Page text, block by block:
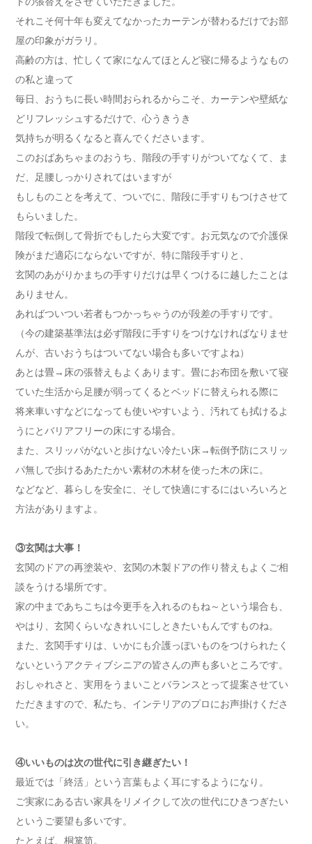
それこそ何十年も変えてなかったカーテンが替わるだけでお部
屋の印象がガラリ。
高齢の方は、忙しくて家になんてほとんど寝に帰るようなもの
の私と違って
毎日、おうちに長い時間おられるからこそ、カーテンや壁紙な
どリフレッシュするだけで、心うきうき
気持ちが明るくなると喜んでくださいます。
このおばあちゃまのおうち、階段の手すりがついてなくて、ま
だ、足腰しっかりされてはいますが
もしものことを考えて、ついでに、階段に手すりもつけさせて
もらいました。
階段で転倒して骨折でもしたら大変です。お元気なので介護保
険がまだ適応にならないですが、特に階段手すりと、
玄関のあがりかまちの手すりだけは早くつけるに越したことは
ありません。
あればついつい若者もつかっちゃうのが段差の手すりです。
（今の建築基準法は必ず階段に手すりをつけなければなりませ
んが、古いおうちはついてない場合も多いですよね）
あとは畳→床の張替えもよくあります。畳にお布団を敷いて寝
ていた生活から足腰が弱ってくるとベッドに替えられる際に
将来車いすなどになっても使いやすいよう、汚れても拭けるよ
うにとバリアフリーの床にする場合。
また、スリッパがないと歩けない冷たい床→転倒予防にスリッ
パ無しで歩けるあたたかい素材の木材を使った木の床に。
などなど、暮らしを安全に、そして快適にするにはいろいろと
方法がありますよ。
③玄関は大事！
玄関のドアの再塗装や、玄関の木製ドアの作り替えもよくご相
談をうける場所です。
家の中まであちこちは今更手を入れるのもね～という場合も、
やはり、玄関くらいなきれいにしときたいもんですものね。
また、玄関手すりは、いかにも介護っぽいものをつけられたく
ないというアクティブシニアの皆さんの声も多いところです。
おしゃれさと、実用をうまいことバランスとって提案させてい
ただきますので、私たち、インテリアのプロにお声掛けくださ
い。
④いいものは次の世代に引き継ぎたい！
最近では「終活」という言葉もよく耳にするようになり。
ご実家にある古い家具をリメイクして次の世代にひきつぎたい
というご要望も多いです。
たとえば、桐箪笥。